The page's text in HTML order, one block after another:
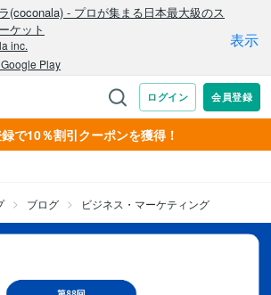
で10％割引クーポンを獲得！
ブログ ビジネス・マーケティング